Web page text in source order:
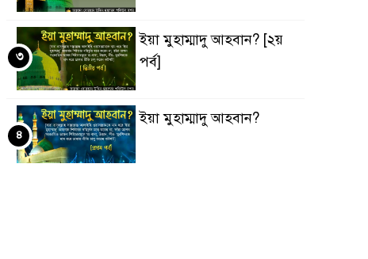
ইয়া মুহাম্মাদু আহবান? [২য়
পর্ব]
৩
ইয়া মুহাম্মাদু আহবান?
৪